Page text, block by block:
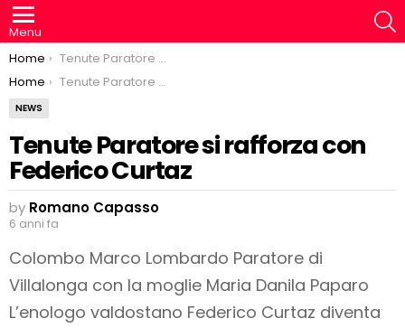
Menu
You are here:
Home
Tenute Paratore si rafforza con Federico Curtaz
You are here:
Home Tenute Paratore si rafforza con Federico Curtaz
NEWS
Tenute Paratore si rafforza con
Federico Curtaz
by Romano Capasso
6 anni fa
Colombo Marco Lombardo Paratore di
Villalonga con la moglie Maria Danila Paparo
L’enologo valdostano Federico Curtaz diventa